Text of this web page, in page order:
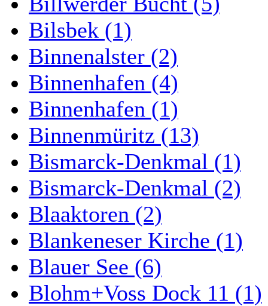
Bilsbek (1)
Binnenalster (2)
Binnenhafen (4)
Binnenhafen (1)
Binnenmüritz (13)
Bismarck-Denkmal (1)
Bismarck-Denkmal (2)
Blaaktoren (2)
Blankeneser Kirche (1)
Blauer See (6)
Blohm+Voss Dock 11 (1)